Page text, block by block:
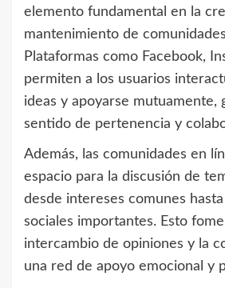
elemento fundamental en la
mantenimiento de
Plataformas como Facebook,
permiten a los usuarios
ideas y apoyarse mutuamente,
sentido de pertenencia y
Además, las comunidades en
espacio para la discusión de
desde intereses comunes
sociales importantes. Esto
intercambio de opiniones y la
una red de apoyo emocional y